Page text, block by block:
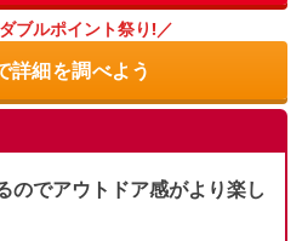
ブルポイント祭り!／
細を調べよう
のでアウトドア感がより楽し